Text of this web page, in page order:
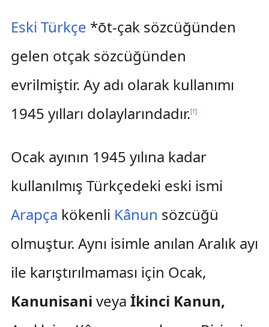
Eski Türkçe *ōt-çak sözcüğünden
gelen otçak sözcüğünden
evrilmiştir. Ay adı olarak kullanımı
1945 yılları dolaylarındadır.[1]
Ocak ayının 1945 yılına kadar
kullanılmış Türkçedeki eski ismi
Arapça kökenli Kânun sözcüğü
olmuştur. Aynı isimle anılan Aralık ayı
ile karıştırılmaması için Ocak,
Kanunisani veya İkinci Kanun,